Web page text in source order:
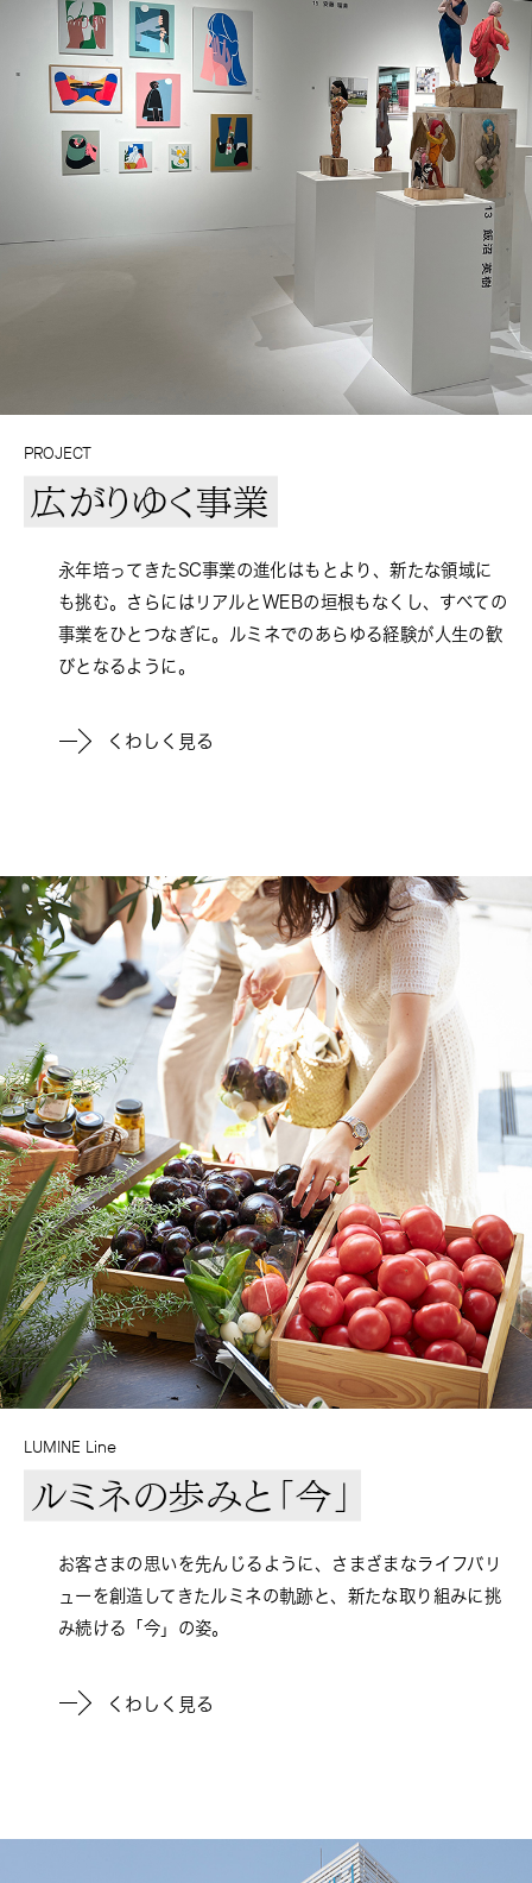
PROJECT
広がりゆく事業
永年培ってきたSC事業の進化はもとより、新たな領域に
も挑む。さらにはリアルとWEBの垣根もなくし、すべての
事業をひとつなぎに。ルミネでのあらゆる経験が人生の歓
びとなるように。
くわしく見る
LUMINE Line
ルミネの歩みと「今」
お客さまの思いを先んじるように、さまざまなライフバリ
ューを創造してきたルミネの軌跡と、新たな取り組みに挑
み続ける「今」の姿。
くわしく見る